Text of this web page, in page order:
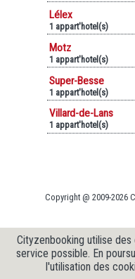
Lélex
1 appart'hotel(s)
Motz
1 appart'hotel(s)
Super-Besse
1 appart'hotel(s)
Villard-de-Lans
1 appart'hotel(s)
Copyright @ 2009-2026
Cityzenbooking utilise
service possible. En
l'utilisation des